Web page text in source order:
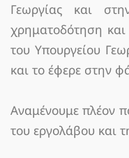
Γεωργίας και
χρηματοδότηση
του Υπουργείου
και το έφερε στην
Αναμένουμε πλέον
του εργολάβου και